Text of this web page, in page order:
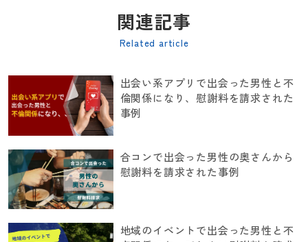
関連記事
Related article
出会い系アプリで出会った男性と不
倫関係になり、慰謝料を請求された
事例
合コンで出会った男性の奥さんから
慰謝料を請求された事例
地域のイベントで出会った男性と不